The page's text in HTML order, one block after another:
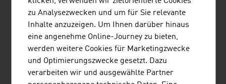
SCHEUCH GMBH
Scheuch trägt mit innovativen Technologien zur
Luftreinhaltung seit über 55 Jahren zum Schutz unseres
Planeten bei und bietet anwendungsspezifische sowie
hochwertige Lösungen im Bereich der Luft- und
Umwelttechnik an.
zu Analysezwecken und um für Sie relevante
Inhalte anzuzeigen. Um Ihnen darüber hinaus
eine angenehme Online-Journey zu bieten,
werden weitere Cookies für Marketingzwecke
und Optimierungszwecke gesetzt. Dazu
verarbeiten wir und ausgewählte Partner